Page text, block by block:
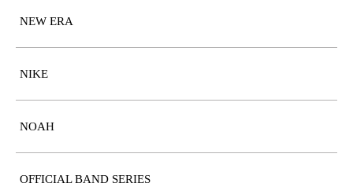
NEW ERA
NIKE
NOAH
OFFICIAL BAND SERIES